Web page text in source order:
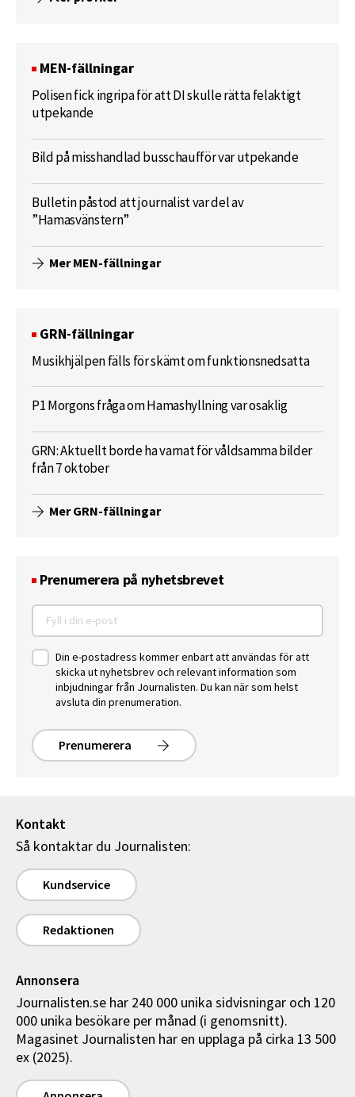
MEN-fällningar
Polisen fick ingripa för att DI skulle rätta felaktigt
utpekande
Bild på misshandlad busschaufför var utpekande
Bulletin påstod att journalist var del av
”Hamasvänstern”
Mer MEN-fällningar
GRN-fällningar
Musikhjälpen fälls för skämt om funktionsnedsatta
P1 Morgons fråga om Hamashyllning var osaklig
GRN: Aktuellt borde ha varnat för våldsamma bilder
från 7 oktober
Mer GRN-fällningar
Prenumerera på nyhetsbrevet
Din e-postadress kommer enbart att användas för att
skicka ut nyhetsbrev och relevant information som
inbjudningar från Journalisten. Du kan när som helst
avsluta din prenumeration.
Prenumerera
Kontakt
Så kontaktar du Journalisten:
Kundservice
Redaktionen
Annonsera
Journalisten.se har 240 000 unika sidvisningar och 120
000 unika besökare per månad (i genomsnitt).
Magasinet Journalisten har en upplaga på cirka 13 500
ex (2025).